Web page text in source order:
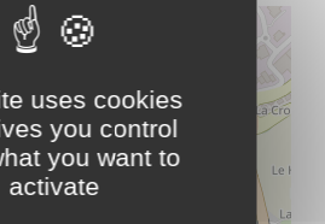
uses cookies
you control
you want to
activate